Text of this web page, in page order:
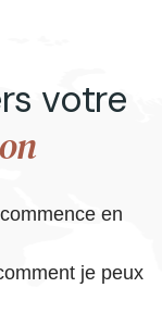
votre
en
je peux